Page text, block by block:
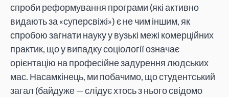
спроби реформування програми (які активно
видають за «суперсвіжі») є не чим іншим, як
спробою загнати науку у вузькі межі комерційних
практик, що у випадку соціології означає
орієнтацію на професійне задурення людських
мас. Насамкінець, ми побачимо, що студентський
загал (байдуже — слідує хтось з нього свідомо